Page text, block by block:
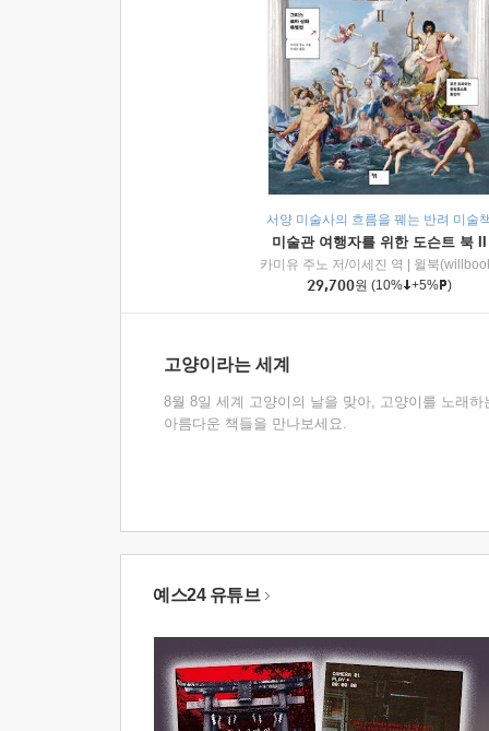
서양 미술사의 흐름을 꿰는 반려 미술
미술관 여행자를 위한 도슨트 북 II
카미유 주노 저/이세진 역
윌북
29,700원 (10% +5% )
고양이라는 세계
8월 8일 세계 고양이의 날을 맞아, 고양이를 노래하
아름다운 책들을 만나보세요.
예스24 유튜브